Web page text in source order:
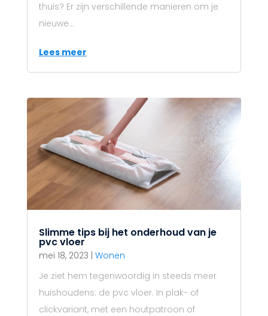
thuis? Er zijn verschillende manieren om je
nieuwe...
Lees meer
Slimme tips bij het onderhoud van je
pvc vloer
mei 18, 2023 | Wonen
Je ziet hem tegenwoordig in steeds meer
huishoudens: de pvc vloer. In plak- of
clickvariant, met een houtpatroon of